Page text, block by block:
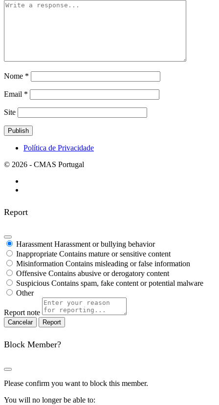
Nome *
Email *
Site
Política de Privacidade
© 2026 - CMAS Portugal
Report
Harassment Harassment or bullying behavior
Inappropriate Contains mature or sensitive content
Misinformation Contains misleading or false information
Offensive Contains abusive or derogatory content
Suspicious Contains spam, fake content or potential malware
Other
Report note
Report
Block Member?
Please confirm you want to block this member.
You will no longer be able to: